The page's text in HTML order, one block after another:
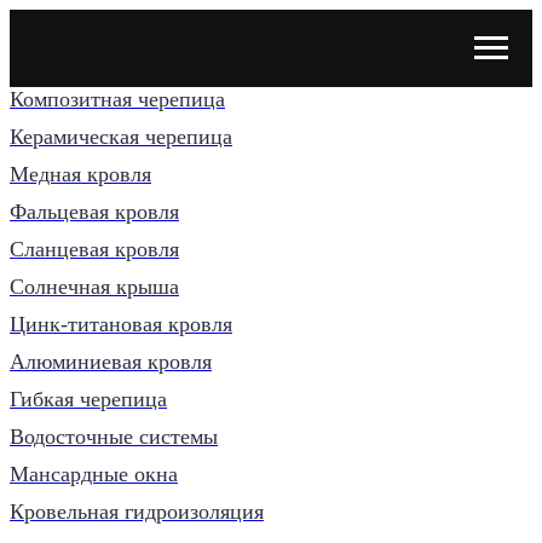
Композитная черепица
Керамическая черепица
Медная кровля
Фальцевая кровля
Сланцевая кровля
Солнечная крыша
Цинк-титановая кровля
Алюминиевая кровля
Гибкая черепица
Водосточные системы
Мансардные окна
Кровельная гидроизоляция